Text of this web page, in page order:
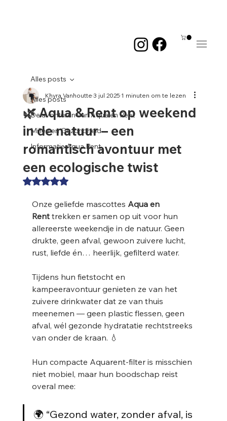
Alles posts
De avonturen van Aqua en Rent
Milieu en Gezondheid
Informatie Aqua Rent
Alles posts
🌿 Aqua & Rent op weekend
in de natuur – een
romantisch avontuur met
een ecologische twist
Khyra Vanhoutte3 jul 20251 minuten om te lezen
Beoordeeld met NaN uit 5 sterren.
Onze geliefde mascottes Aqua en
Rent trekken er samen op uit voor hun
allereerste weekendje in de natuur. Geen
drukte, geen afval, gewoon zuivere lucht,
rust, liefde én… heerlijk, gefilterd water.
Tijdens hun fietstocht en
kampeeravontuur genieten ze van het
zuivere drinkwater dat ze van thuis
meenemen — geen plastic flessen, geen
afval, wél gezonde hydratatie rechtstreeks
van onder de kraan. 💧
Hun compacte Aquarent-filter is misschien
niet mobiel, maar hun boodschap reist
overal mee:
🌍 “Gezond water, zonder afval, is